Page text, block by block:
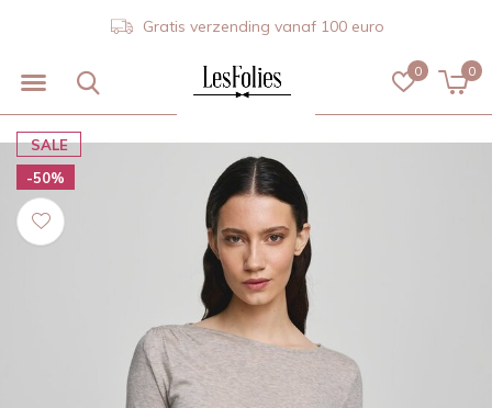
0 0
Gratis verzending vanaf 100 euro
SALE
-50%